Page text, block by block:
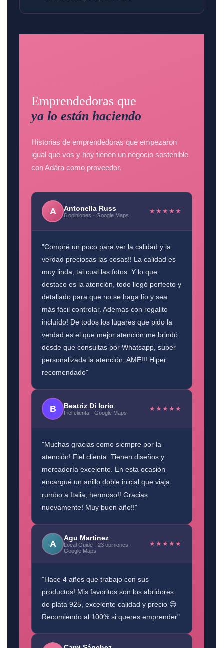
Emprendedoras que
ya lo están haciendo
Historias de emprendedoras que empezaron
igual que vos y hoy tienen un negocio sostenible
con Adára como proveedor.
A Antonella Russ
6 opiniones · Google Maps ★★★★★
"Compré un poco para ver la calidad y la
verdad preciosas las cosas!! La calidad es
muy linda, tal cual las fotos. Y lo que
destaco es la atención, todo llegó perfecto y
detallado para que no se haga lío y sea
más fácil controlar. Además con regalito
incluído! De todos los lugares que pido la
verdad es el que mejor atención me brindó
desde que consultas por Whatsapp, super
personalizada la atención, AMÉ!!! Hiper
recomendado"
B Beatriz Di Iorio
Fiel clienta · Google Maps ★★★★★
"Muchas gracias como siempre por la
atención! Fiel clienta. Tienen diseños y
mercadería excelente. En esta ocasión
encargué un anillo doble inicial que viaja
rumbo a Italia, hermoso!! Gracias
nuevamente! Muy buen año!!"
A
Agu Martinez
Local Guide · 23 opiniones ·
Google Maps
★★★★★
"Hace 4 años que trabajo con sus
productos! Mis favoritos son los abridores
de plata 925, excelente calidad y precio 😊
Recomiendo al 100% si queres emprender"